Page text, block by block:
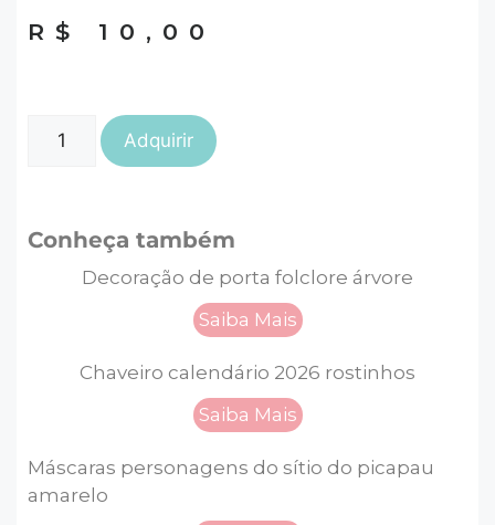
R$ 10,00
Adquirir
Conheça também
Decoração de porta folclore árvore
Saiba Mais
Chaveiro calendário 2026 rostinhos
Saiba Mais
Máscaras personagens do sítio do picapau
amarelo